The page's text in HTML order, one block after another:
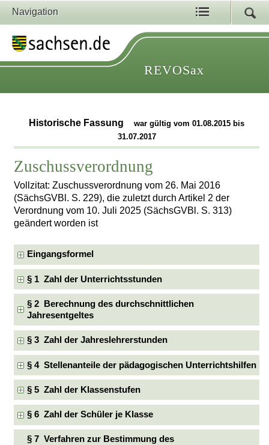
Navigation
REVOSax
Historische Fassung
war gültig vom 01.08.2015 bis
31.07.2017
Zuschussverordnung
Vollzitat: Zuschussverordnung vom 26. Mai 2016
(SächsGVBl. S. 229), die zuletzt durch Artikel 2 der
Verordnung vom 10. Juli 2025 (SächsGVBl. S. 313)
geändert worden ist
Eingangsformel
§ 1 Zahl der Unterrichtsstunden
§ 2 Berechnung des durchschnittlichen
Jahresentgeltes
§ 3 Zahl der Jahreslehrerstunden
§ 4 Stellenanteile der pädagogischen Unterrichtshilfen
§ 5 Zahl der Klassenstufen
§ 6 Zahl der Schüler je Klasse
§ 7 Verfahren zur Bestimmung des